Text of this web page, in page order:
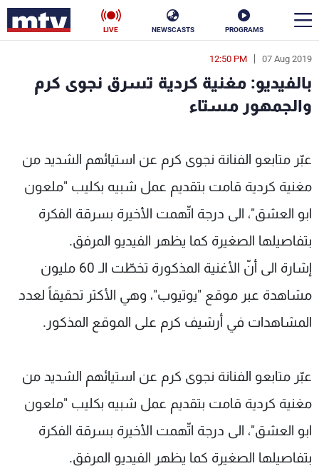
PROGRAMS
NEWSCASTS
LIVE
07 Aug 2019
12:50 PM
بالفيديو: مغنية كردية تسرق نجوى كرم
والجمهور مستاء
عبّر متابعو الفنانة نجوى كرم عن استيائهم الشديد من
مغنية كردية قامت بتقديم عمل شبيه بكليب "ملعون
ابو العشق"، الى درجة اتّهمت الأخيرة بسرقة الفكرة
بتفاصيلها الصغيرة كما يظهر الفيديو المرفق.
إشارة الى أنّ الأغنية المذكورة تخطّت الـ 60 مليون
مشاهدة عبر موقع "يوتيوب"، وهي الأكثر تحقيقاً لعدد
المشاهدات في أرشيف كرم على الموقع المذكور.
عبّر متابعو الفنانة نجوى كرم عن استيائهم الشديد من
مغنية كردية قامت بتقديم عمل شبيه بكليب "ملعون
ابو العشق"، الى درجة اتّهمت الأخيرة بسرقة الفكرة
بتفاصيلها الصغيرة كما يظهر الفيديو المرفق.
en
الأخبار
إقتصاد فن
منوعات رياضة
البرامج
جدول البرامج
عن MTV
لاعلاناتكم
وظائف
تواصل معنا
شروط الإسـتخدام